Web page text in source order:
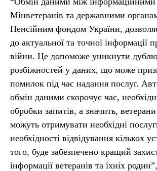
Мінветеранів та державними
Пенсійним фондом України,
до актуальної та точної інформації
війни. Це допоможе уникнути
розбіжностей у даних, що може
помилок під час надання послуг.
обмін даними скорочує час,
обробки запитів, а значить,
можуть отримувати необхідні
необхідності відвідування кількох
того, буде забезпечено кращий
інформації ветеранів та їхніх